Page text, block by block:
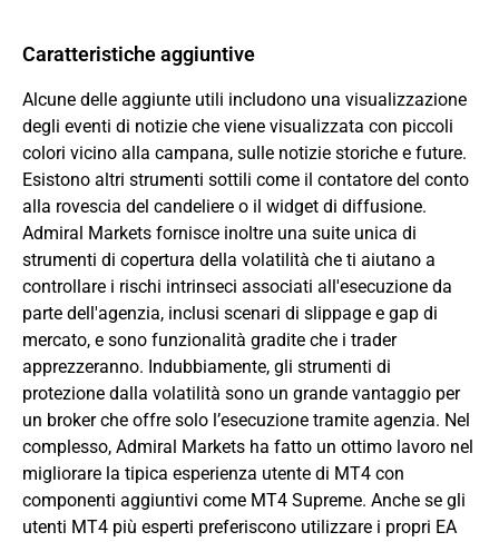
Caratteristiche aggiuntive
Alcune delle aggiunte utili includono una visualizzazione
degli eventi di notizie che viene visualizzata con piccoli
colori vicino alla campana, sulle notizie storiche e future.
Esistono altri strumenti sottili come il contatore del conto
alla rovescia del candeliere o il widget di diffusione.
Admiral Markets fornisce inoltre una suite unica di
strumenti di copertura della volatilità che ti aiutano a
controllare i rischi intrinseci associati all'esecuzione da
parte dell'agenzia, inclusi scenari di slippage e gap di
mercato, e sono funzionalità gradite che i trader
apprezzeranno. Indubbiamente, gli strumenti di
protezione dalla volatilità sono un grande vantaggio per
un broker che offre solo l’esecuzione tramite agenzia. Nel
complesso, Admiral Markets ha fatto un ottimo lavoro nel
migliorare la tipica esperienza utente di MT4 con
componenti aggiuntivi come MT4 Supreme. Anche se gli
utenti MT4 più esperti preferiscono utilizzare i propri EA